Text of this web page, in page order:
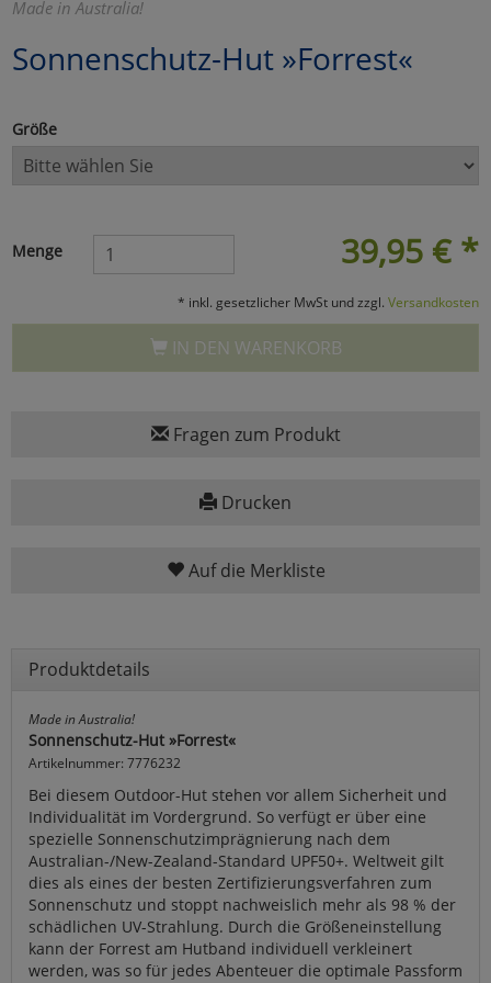
Made in Australia!
Sonnenschutz-Hut »Forrest«
Größe
39,95 € *
Menge
* inkl. gesetzlicher MwSt und zzgl. Versandkosten
IN DEN WARENKORB
Fragen zum Produkt
Drucken
Auf die Merkliste
Produktdetails
Made in Australia!
Sonnenschutz-Hut »Forrest«
Artikelnummer: 7776232
Bei diesem Outdoor-Hut stehen vor allem Sicherheit und
Individualität im Vordergrund. So verfügt er über eine
spezielle Sonnenschutzimprägnierung nach dem
Australian-/New-Zealand-Standard UPF50+. Weltweit gilt
dies als eines der besten Zertifizierungsverfahren zum
Sonnenschutz und stoppt nachweislich mehr als 98 % der
schädlichen UV-Strahlung. Durch die Größeneinstellung
kann der Forrest am Hutband individuell verkleinert
werden, was so für jedes Abenteuer die optimale Passform
Cookies
Alle Akzeptieren
Cookies
Einstellungen speichern
zurück